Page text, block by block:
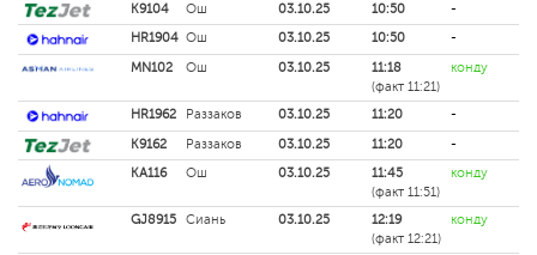
K9104 Ош 03.10.25 10:50
-
HR1904 Ош 03.10.25 10:50
-
MN102
Ош 03.10.25
11:18
(факт 11:21)
конду
HR1962 Раззаков 03.10.25 11:20
-
K9162
Раззаков 03.10.25 11:20
-
KA116
Ош 03.10.25
11:45
(факт 11:51)
конду
GJ8915 Сиань 03.10.25
12:19
(факт 12:21)
конду